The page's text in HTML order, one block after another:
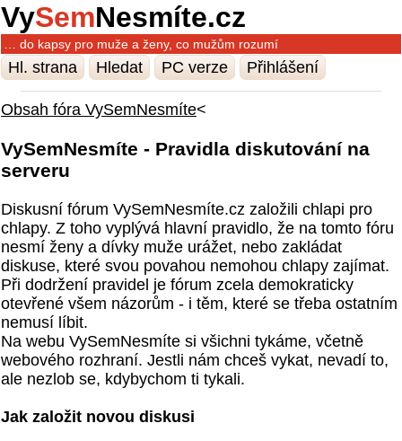
VySemNesmíte.cz
… do kapsy pro muže a ženy, co mužům rozumí
Hl. strana Hledat PC verze Přihlášení
Obsah fóra VySemNesmíte<
VySemNesmíte - Pravidla diskutování na
serveru
Diskusní fórum VySemNesmíte.cz založili chlapi pro
chlapy. Z toho vyplývá hlavní pravidlo, že na tomto fóru
nesmí ženy a dívky muže urážet, nebo zakládat
diskuse, které svou povahou nemohou chlapy zajímat.
Při dodržení pravidel je fórum zcela demokraticky
otevřené všem názorům - i těm, které se třeba ostatním
nemusí líbit.
Na webu VySemNesmíte si všichni tykáme, včetně
webového rozhraní. Jestli nám chceš vykat, nevadí to,
ale nezlob se, kdybychom ti tykali.
Jak založit novou diskusi